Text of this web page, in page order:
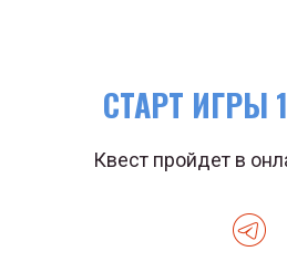
СТАРТ ИГРЫ
Квест пройдет в